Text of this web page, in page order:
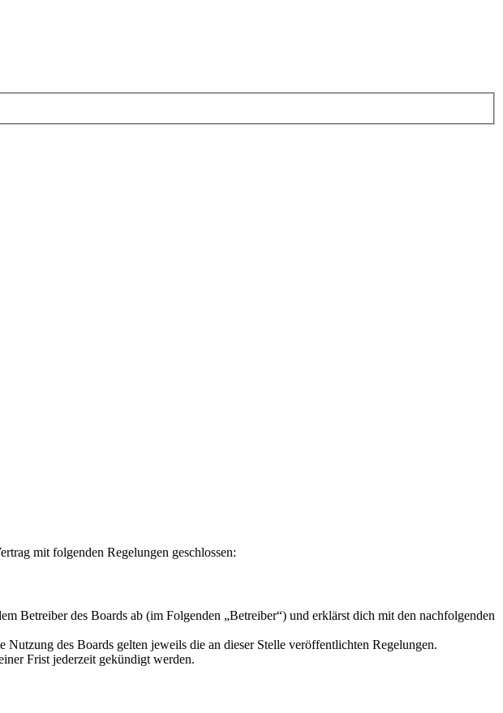
mit folgenden Regelungen geschlossen:
Betreiber des Boards ab (im Folgenden „Betreiber“) und erklärst dich mit den nachfolgenden
des Boards gelten jeweils die an dieser Stelle veröffentlichten Regelungen.
Frist jederzeit gekündigt werden.